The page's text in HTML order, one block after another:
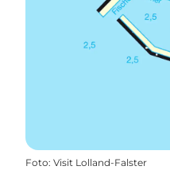
Foto: Visit Lolland-Falster